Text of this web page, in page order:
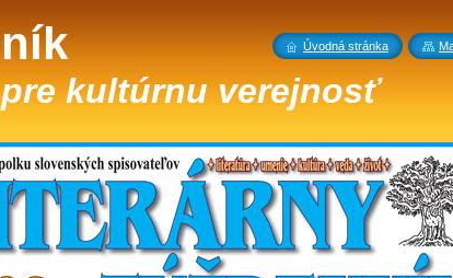
kultúrnu verejnosť
Úvodná stránka